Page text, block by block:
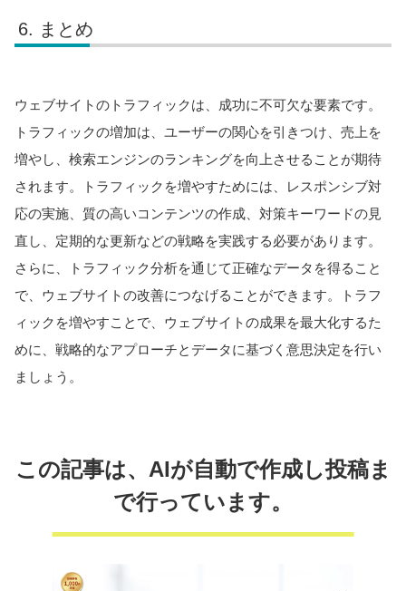
まとめ
ウェブサイトのトラフィックは、成功に不可欠な要素です。
トラフィックの増加は、ユーザーの関心を引きつけ、売上を
増やし、検索エンジンのランキングを向上させることが期待
されます。トラフィックを増やすためには、レスポンシブ対
応の実施、質の高いコンテンツの作成、対策キーワードの見
直し、定期的な更新などの戦略を実践する必要があります。
さらに、トラフィック分析を通じて正確なデータを得ること
で、ウェブサイトの改善につなげることができます。トラフ
ィックを増やすことで、ウェブサイトの成果を最大化するた
めに、戦略的なアプローチとデータに基づく意思決定を行い
ましょう。
この記事は、AIが自動で作成し投稿ま
で行っています。